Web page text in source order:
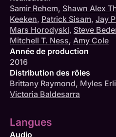
Samir Rehem, Shawn Alex
Keeken, Patrick Sisam, Jay
Mars Horodyski, Steve
Mitchell T. Ness, Amy Cole
Année de production
2016
Distribution des rôles
Brittany Raymond, Myles
Victoria Baldesarra
Langues
Audio